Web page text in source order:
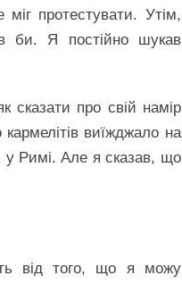
протестувати. Утім,
би. Я постійно шукав
сказати про свій намір
виїжджало на
у Римі. Але я сказав, що
від того, що я можу